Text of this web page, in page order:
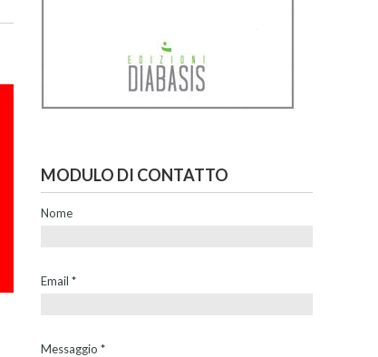
MODULO DI CONTATTO
Nome
Email *
Messaggio *